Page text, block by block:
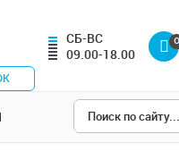
СБ-ВС
09.00-18.00
0